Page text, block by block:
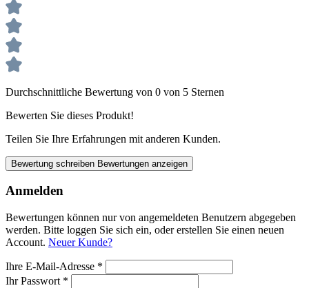
Durchschnittliche Bewertung von 0 von 5 Sternen
Bewerten Sie dieses Produkt!
Teilen Sie Ihre Erfahrungen mit anderen Kunden.
Bewertung schreiben Bewertungen anzeigen
Anmelden
Bewertungen können nur von angemeldeten Benutzern abgegeben
werden. Bitte loggen Sie sich ein, oder erstellen Sie einen neuen
Account. Neuer Kunde?
Ihre E-Mail-Adresse *
Ihr Passwort *